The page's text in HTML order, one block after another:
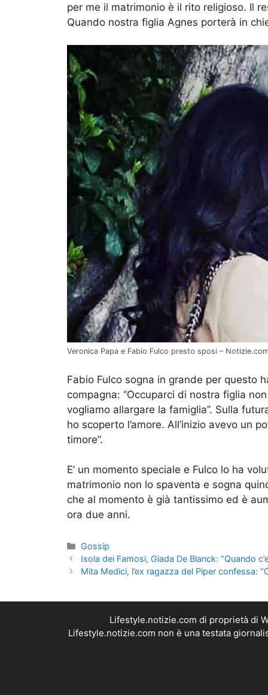
per me il matrimonio è il rito religioso. Il
Quando nostra figlia Agnes porterà in
Veronica Papa e Fabio Fulco presto sposi –
Fabio Fulco sogna in grande per questo
compagna: “Occuparci di nostra figlia
vogliamo allargare la famiglia”. Sulla
ho scoperto l’amore. All’inizio avevo un
timore”.
E’ un momento speciale e Fulco lo ha
matrimonio non lo spaventa e sogna
che al momento è già tantissimo ed è
ora due anni.
Categorie
Gossip
Isola dei Famosi, Giada De Blanck: “Quando
Mita Medici, l’ex ragazza del Piper confessa:
Lifestyle.notizie.com di proprietà di
Lifestyle.notizie.com non è una testata